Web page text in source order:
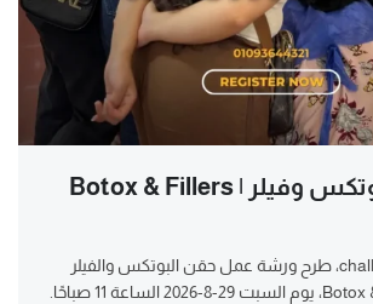
ورشة عمل بوتكس وفيلر | Botox & Fillers
تعلن أكاديمية challenge، طرح ورشة عمل حقن البوتكس والفيلر
Botox & Fillers Workshop، يوم السبت 29-8-2026 الساعة 11 صباحًا.